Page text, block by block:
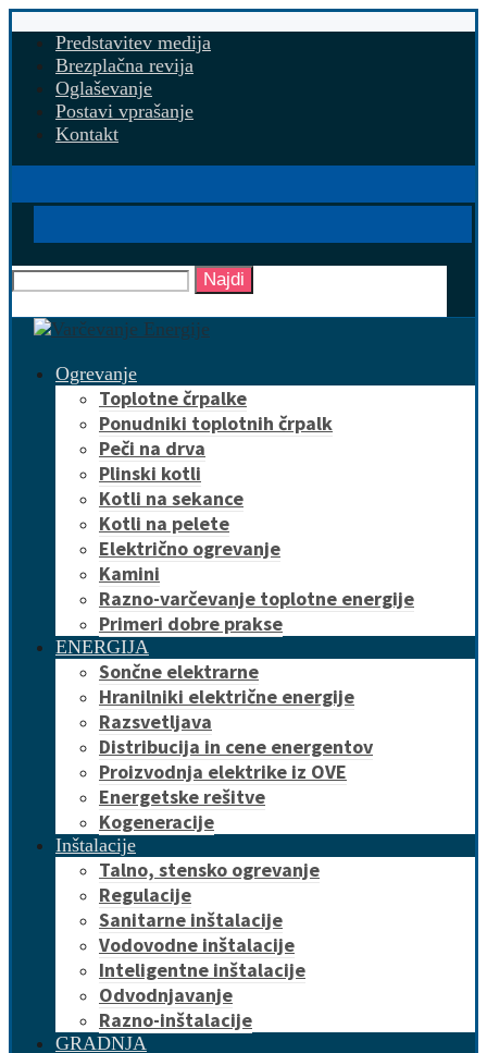
Predstavitev medija
Brezplačna revija
Oglaševanje
Postavi vprašanje
Kontakt
Najdi
Ogrevanje
Toplotne črpalke
Ponudniki toplotnih črpalk
Peči na drva
Plinski kotli
Kotli na sekance
Kotli na pelete
Električno ogrevanje
Kamini
Razno-varčevanje toplotne energije
Primeri dobre prakse
ENERGIJA
Sončne elektrarne
Hranilniki električne energije
Razsvetljava
Distribucija in cene energentov
Proizvodnja elektrike iz OVE
Energetske rešitve
Kogeneracije
Inštalacije
Talno, stensko ogrevanje
Regulacije
Sanitarne inštalacije
Vodovodne inštalacije
Inteligentne inštalacije
Odvodnjavanje
Razno-inštalacije
GRADNJA